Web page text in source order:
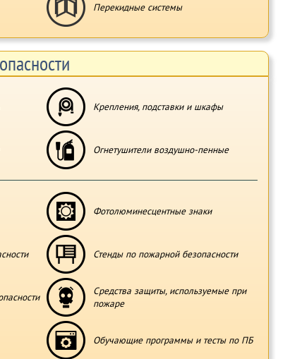
Перекидные системы
Крепления, подставки и шкафы
Огнетушители воздушно-пенные
Фотолюминесцентные знаки
Стенды по пожарной безопасности
Средства защиты, используемые при
пожаре
Обучающие программы и тесты по ПБ